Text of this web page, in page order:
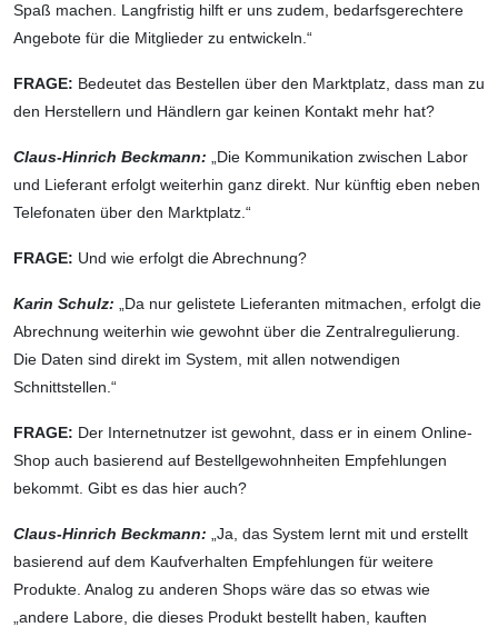
Spaß machen. Langfristig hilft er uns zudem, bedarfsgerechtere
Angebote für die Mitglieder zu entwickeln.“
FRAGE: Bedeutet das Bestellen über den Marktplatz, dass man zu
den Herstellern und Händlern gar keinen Kontakt mehr hat?
Claus-Hinrich Beckmann: „Die Kommunikation zwischen Labor
und Lieferant erfolgt weiterhin ganz direkt. Nur künftig eben neben
Telefonaten über den Marktplatz.“
FRAGE: Und wie erfolgt die Abrechnung?
Karin Schulz: „Da nur gelistete Lieferanten mitmachen, erfolgt die
Abrechnung weiterhin wie gewohnt über die Zentralregulierung.
Die Daten sind direkt im System, mit allen notwendigen
Schnittstellen.“
FRAGE: Der Internetnutzer ist gewohnt, dass er in einem Online-
Shop auch basierend auf Bestellgewohnheiten Empfehlungen
bekommt. Gibt es das hier auch?
Claus-Hinrich Beckmann: „Ja, das System lernt mit und erstellt
basierend auf dem Kaufverhalten Empfehlungen für weitere
Produkte. Analog zu anderen Shops wäre das so etwas wie
„andere Labore, die dieses Produkt bestellt haben, kauften